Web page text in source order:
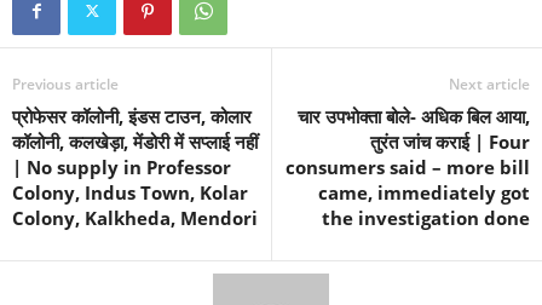
Previous article
प्रोफेसर कॉलोनी, इंडस टाउन, कोलार
कॉलोनी, कलखेड़ा, मेंडोरी में सप्लाई नहीं
| No supply in Professor
Colony, Indus Town, Kolar
Colony, Kalkheda, Mendori
Next article
चार उपभोक्ता बोले- अधिक बिल आया,
तुरंत जांच कराई | Four
consumers said – more bill
came, immediately got
the investigation done